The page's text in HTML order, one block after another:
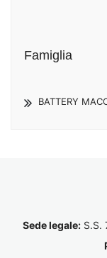
Famiglia
BATTERY
Sede legale:S.S.